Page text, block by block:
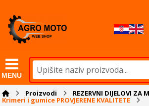
MENU
Proizvodi REZERVNI DIJELOVI ZA
Krimeri i gumice PROVJERENE KVALITETE